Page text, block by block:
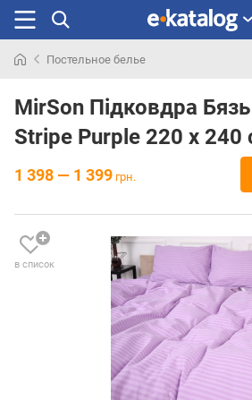
раньше
Постельное белье
MirSon Підковдра
Stripe Purple 220 x 240
1 398 — 1 399 грн.
в список